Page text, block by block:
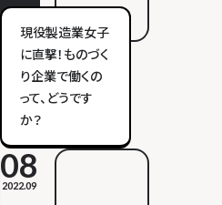
現役製造業女子
に直撃！ものづく
り企業で働くの
って、どうです
か？
08
2022.09